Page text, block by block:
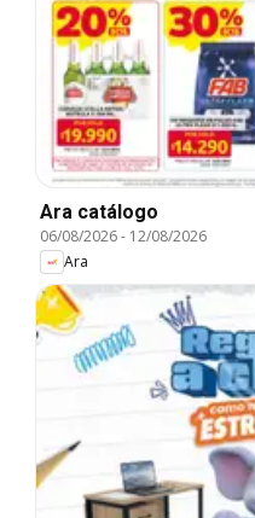
Ara catálogo
06/08/2026- 12/08/2026
Ara